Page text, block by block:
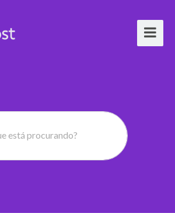
está procurando?